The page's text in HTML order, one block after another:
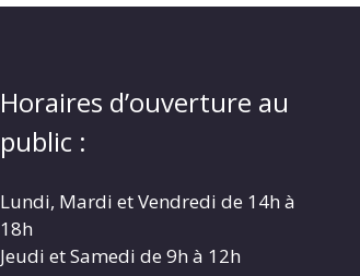
Horaires d’ouverture au
public :
Lundi, Mardi et Vendredi de 14h à
18h
Jeudi et Samedi de 9h à 12h